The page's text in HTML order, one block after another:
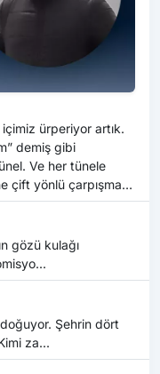
ürperiyor artık.
demiş gibi
Ve her tünele
Şehrin dört
za...